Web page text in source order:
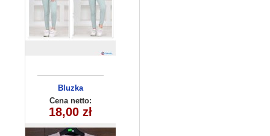
Bluzka
dziewczęca
270625-2(6-16)
6szt
Cena netto:
18,00 zł